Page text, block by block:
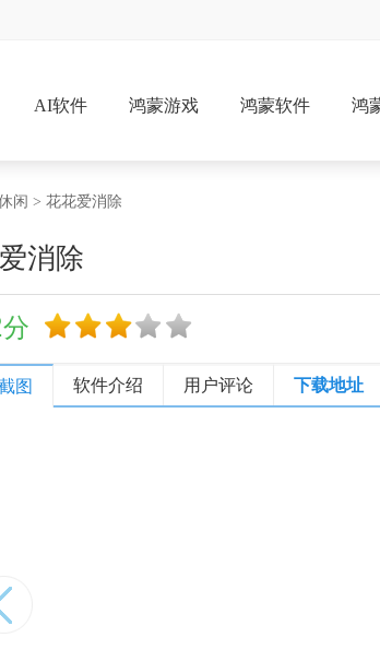
AI软件 鸿蒙游戏 鸿蒙软件 鸿
闲 > 花花爱消除
消除
分
图 软件介绍 用户评论 下载地址